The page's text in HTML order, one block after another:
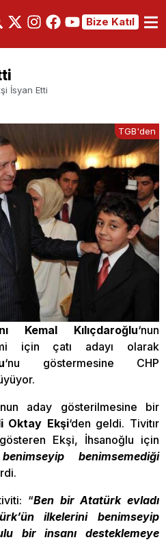
Bize Katıl
İsyan Etti
TGB'den
Kemal Kılıçdaroğlu‘nun
için çatı adayı olarak
‘nu göstermesine CHP
aday gösterilmesine bir
Oktay Ekşi‘den geldi. Tivitır
Ekşi, İhsanoğlu için
benimsemediği
“Ben bir Atatürk evladı
ilkelerini benimseyip
bir insanı desteklemeye